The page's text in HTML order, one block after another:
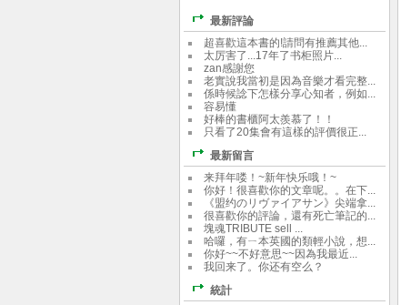
最新評論
超喜歡這本書的!請問有推薦其他...
太厉害了...17年了书柜照片...
zan感謝您
老實說我當初是因為音樂才看完整...
係時候諗下怎樣分享心知者，例如...
容易懂
好棒的書櫃阿太羨慕了！！
只看了20集會有這樣的評價很正...
最新留言
来拜年喽！~新年快乐哦！~
你好！很喜歡你的文章呢。。在下...
《盟约のリヴァイアサン》尖端拿...
很喜歡你的評論，還有死亡筆記的...
塊魂TRIBUTE sell ...
哈囉，有ㄧ本英國的類輕小說，想...
你好~~不好意思~~因為我最近...
我回来了。你还有空么？
統計